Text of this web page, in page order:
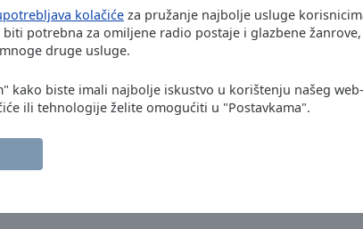
kolačiće za pružanje najbolje usluge
potrebna za omiljene radio postaje i glazbene
druge usluge.
kako biste imali najbolje iskustvo u korištenju našeg
ili tehnologije želite omogućiti u "Postavkama".